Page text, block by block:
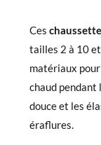
Ces
tailles 2 à 10
matériaux
chaud
douce et les
éraflures.
coursier. Veuillez
fait à ce que vous
27-31